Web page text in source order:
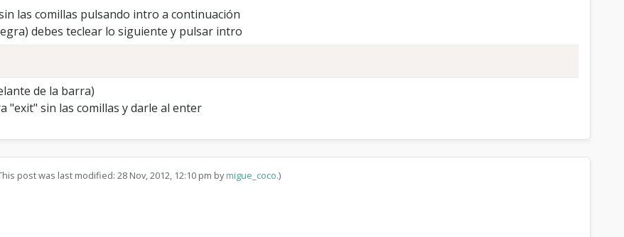
las comillas pulsando intro a continuación
debes teclear lo siguiente y pulsar intro
de la barra)
"exit" sin las comillas y darle al enter
post was last modified: 28 Nov, 2012, 12:10 pm bymigue_coco.)